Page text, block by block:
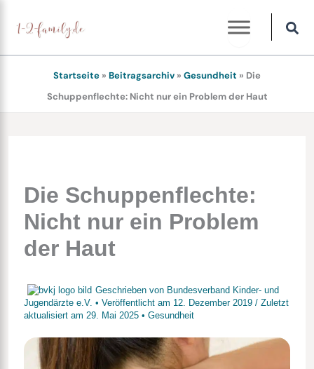
Inhalt
springen
Startseite » Beitragsarchiv » Gesundheit » Die
Schuppenflechte: Nicht nur ein Problem der Haut
Die Schuppenflechte:
Nicht nur ein Problem
der Haut
Geschrieben von Bundesverband Kinder- und
Jugendärzte e.V. • Veröffentlicht am 12. Dezember 2019 / Zuletzt
aktualisiert am 29. Mai 2025• Gesundheit